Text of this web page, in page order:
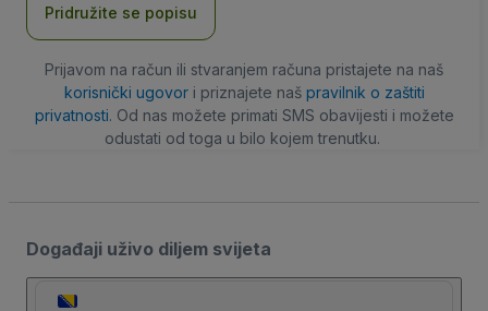
Pridružite se popisu
Prijavom na račun ili stvaranjem računa pristajete na naš
korisnički ugovori priznajete naš pravilnik o zaštiti
privatnosti. Od nas možete primati SMS obavijesti i možete
odustati od toga u bilo kojem trenutku.
Događaji uživo diljem svijeta